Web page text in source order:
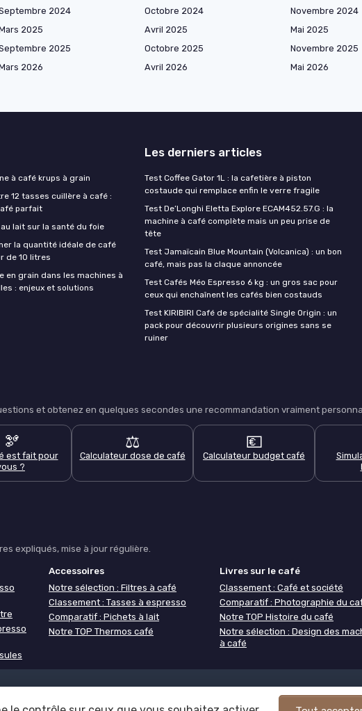
2024 Octobre 2024 Novembre 2024
2025 Avril 2025 Mai 2025
2025 Octobre 2025 Novembre 2025
2026 Avril 2026 Mai 2026
à café krups à grain
12 tasses cuillère à café :
parfait
lait sur la santé du foie
la quantité idéale de café
de 10 litres
en grain dans les machines à
: enjeux et solutions
Les derniers articles
Test Coffee Gator 1L : la cafetière à piston
costaude qui remplace enfin le verre fragile
Test De’Longhi Eletta Explore ECAM452.57.G : la
machine à café complète mais un peu prise de
tête
Test Jamaïcain Blue Mountain (Volcanica) : un bon
café, mais pas la claque annoncée
Test Cafés Méo Espresso 6 kg : un gros sac pour
ceux qui enchaînent les cafés bien costauds
Test KIRIBIRI Café de spécialité Single Origin : un
pack pour découvrir plusieurs origines sans se
ruiner
et obtenez en quelques secondes une recommandation vraiment
🫘
est fait pour
?
⚖️
Calculateur dose de café
💶
Calculateur budget café
expliqués, mise à jour régulière.
Accessoires
Notre sélection : Filtres à café
Classement : Tasses à espresso
Comparatif : Pichets à lait
Notre TOP Thermos café
Livres sur le café
Classement : Café et société
Comparatif : Photographie du
Notre TOP Histoire du café
Notre sélection : Design des
à café